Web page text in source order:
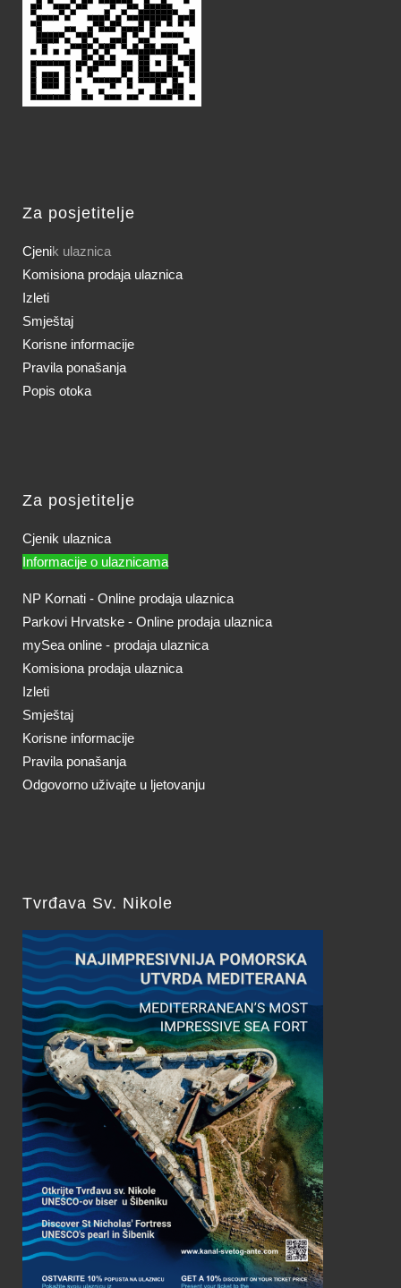
Za posjetitelje
Cjenik ulaznica
Komisiona prodaja ulaznica
Izleti
Smještaj
Korisne informacije
Pravila ponašanja
Popis otoka
Za posjetitelje
Cjenik ulaznica
Informacije o ulaznicama
NP Kornati - Online prodaja ulaznica
Parkovi Hrvatske - Online prodaja ulaznica
mySea online - prodaja ulaznica
Komisiona prodaja ulaznica
Izleti
Smještaj
Korisne informacije
Pravila ponašanja
Odgovorno uživajte u ljetovanju
Tvrđava Sv. Nikole